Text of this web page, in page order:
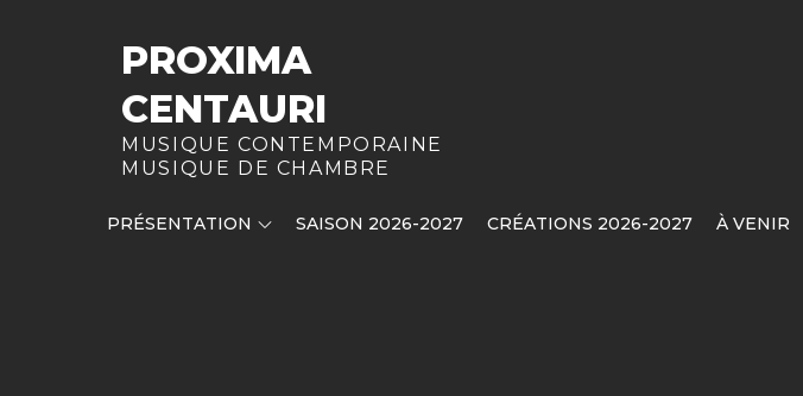
PROXIMA
CENTAURI
MUSIQUE CONTEMPORAINE
MUSIQUE DE CHAMBRE
PRÉSENTATION SAISON 2026-2027 CRÉATIONS 2026-2027 À VENIR